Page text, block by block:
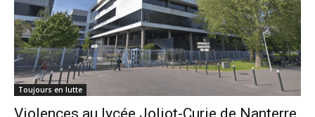
Toujours en lutte
Violences au lycée Joliot-Curie de Nanterre